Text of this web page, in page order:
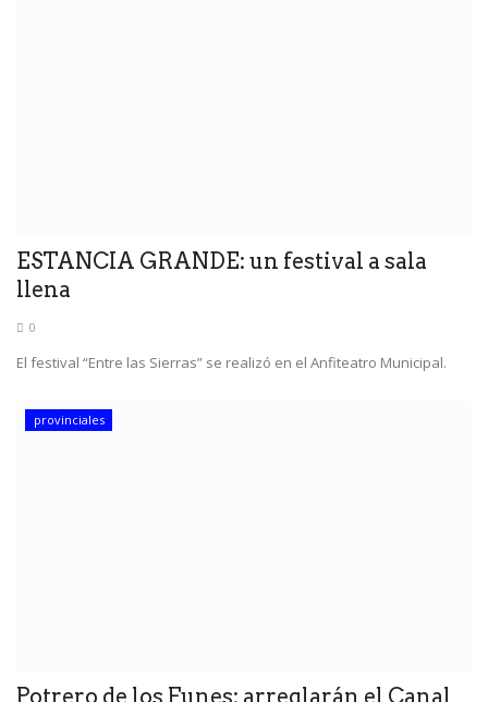
ESTANCIA GRANDE: un festival a sala
llena
0
El festival “Entre las Sierras” se realizó en el Anfiteatro Municipal.
provinciales
Potrero de los Funes: arreglarán el Canal